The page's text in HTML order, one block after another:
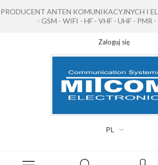
PRODUCENT ANTEN KOMUNIKACYJNYCH I
- GSM - WIFI - HF - VHF - UHF - PMR
Zaloguj się